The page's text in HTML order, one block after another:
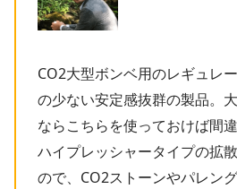
CO2大型ボンベ用のレギュレ
の少ない安定感抜群の製品。
ならこちらを使っておけば間
ハイプレッシャータイプの拡
ので、CO2ストーンやパレン